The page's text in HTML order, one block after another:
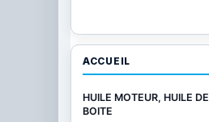
ACCUEIL
HUILE MOTEUR, HUILE DE
BOITE